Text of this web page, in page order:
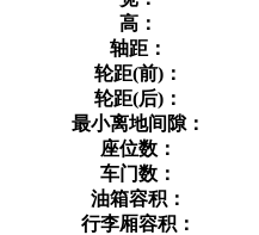
高：
轴距：
轮距(前)：
轮距(后)：
最小离地间隙：
座位数：
车门数：
油箱容积：
行李厢容积：